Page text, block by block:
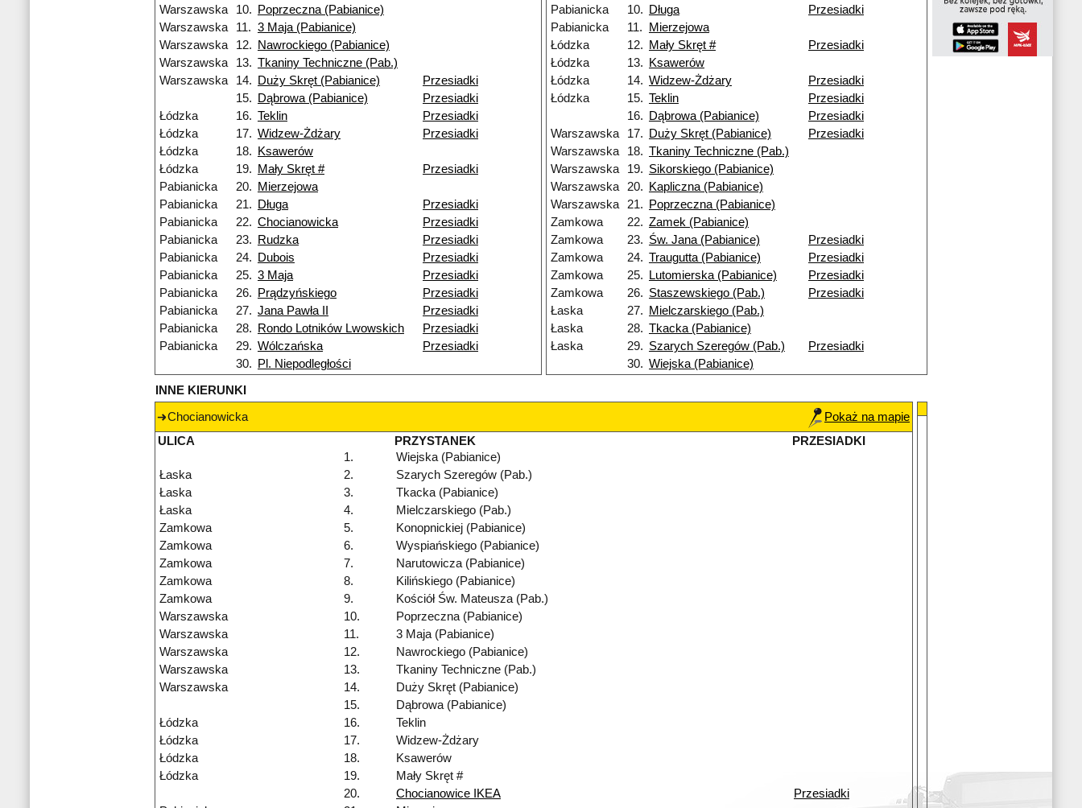
Warszawska
10.
Poprzeczna (Pabianice)
Warszawska
11. 3 Maja (Pabianice)
Warszawska
12.
Nawrockiego (Pabianice)
Warszawska
13. Tkaniny Techniczne (Pab.)
Warszawska
14. Duży Skręt (Pabianice)
Przesiadki
15.
Dąbrowa (Pabianice)
Przesiadki
Łódzka
16. Teklin
Przesiadki
Łódzka
17. Widzew-Żdżary
Przesiadki
Łódzka
18.
Ksawerów
Łódzka
19. Mały Skręt #
Przesiadki
Pabianicka
20.
Mierzejowa
Pabianicka
21. Długa
Przesiadki
Pabianicka
22. Chocianowicka
Przesiadki
Pabianicka
23. Rudzka
Przesiadki
Pabianicka
24. Dubois
Przesiadki
Pabianicka
25. 3 Maja
Przesiadki
Pabianicka
26. Prądzyńskiego
Przesiadki
Pabianicka
27. Jana Pawła II
Przesiadki
Pabianicka
28. Rondo Lotników Lwowskich
Przesiadki
Pabianicka
29. Wólczańska
Przesiadki
30.
Pl. Niepodległości
Pabianicka
10. Długa
Przesiadki
Pabianicka
11.
Mierzejowa
Łódzka
12. Mały Skręt #
Przesiadki
Łódzka
13.
Ksawerów
Łódzka
14. Widzew-Żdżary
Przesiadki
Łódzka
15. Teklin
Przesiadki
16.
Dąbrowa (Pabianice)
Przesiadki
Warszawska
17. Duży Skręt (Pabianice)
Przesiadki
Warszawska
18. Tkaniny Techniczne (Pab.)
Warszawska
19. Sikorskiego (Pabianice)
Warszawska
20.
Kapliczna (Pabianice)
Warszawska
21.
Poprzeczna (Pabianice)
Zamkowa
22. Zamek (Pabianice)
Zamkowa
23. Św. Jana (Pabianice)
Przesiadki
Zamkowa
24. Traugutta (Pabianice)
Przesiadki
Zamkowa
25. Lutomierska (Pabianice)
Przesiadki
Zamkowa
26. Staszewskiego (Pab.)
Przesiadki
Łaska
27.
Mielczarskiego (Pab.)
Łaska
28. Tkacka (Pabianice)
Łaska
29. Szarych Szeregów (Pab.)
Przesiadki
30. Wiejska (Pabianice)
INNE KIERUNKI
Chocianowicka
Pokaż na mapie
ULICA
PRZYSTANEK
PRZESIADKI
1.
Wiejska (Pabianice)
Łaska
2.
Szarych Szeregów (Pab.)
Łaska
3.
Tkacka (Pabianice)
Łaska
4.
Mielczarskiego (Pab.)
Zamkowa
5.
Konopnickiej (Pabianice)
Zamkowa
6.
Wyspiańskiego (Pabianice)
Zamkowa
7.
Narutowicza (Pabianice)
Zamkowa
8.
Kilińskiego (Pabianice)
Zamkowa
9.
Kościół Św. Mateusza (Pab.)
Warszawska
10.
Poprzeczna (Pabianice)
Warszawska
11.
3 Maja (Pabianice)
Warszawska
12.
Nawrockiego (Pabianice)
Warszawska
13.
Tkaniny Techniczne (Pab.)
Warszawska
14.
Duży Skręt (Pabianice)
15.
Dąbrowa (Pabianice)
Łódzka
16.
Teklin
Łódzka
17.
Widzew-Żdżary
Łódzka
18.
Ksawerów
Łódzka
19.
Mały Skręt #
20.
Chocianowice IKEA
Przesiadki